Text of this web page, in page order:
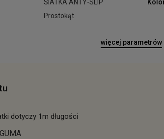
SIATKA ANTY-SLIP
Prostokąt
więcej parametrów
dotyczy 1m długości